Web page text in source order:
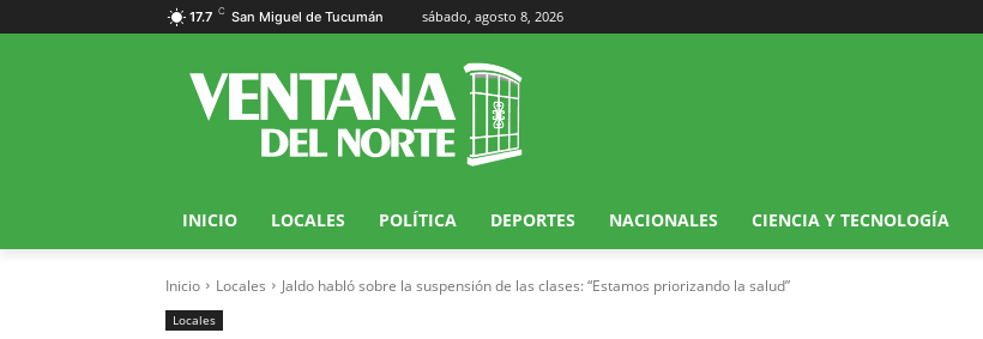
17.7 C San Miguel de Tucumán sábado, agosto 8, 2026
INICIO LOCALES POLÍTICA DEPORTES NACIONALES CIENCIA Y TECNOLOGÍA
Inicio Locales Jaldo habló sobre la suspensión de las clases: “Estamos priorizando la salud”
Locales